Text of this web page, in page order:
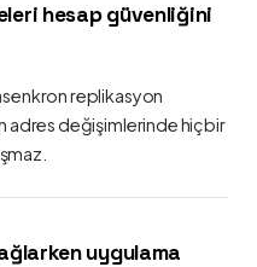
hesap güvenliğini
replikasyon
adres değişimlerinde hiçbir
uygulama